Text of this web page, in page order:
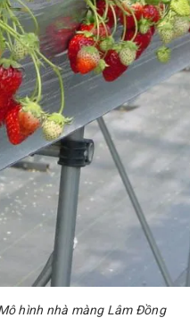
hình nhà màng Lâm Đồng